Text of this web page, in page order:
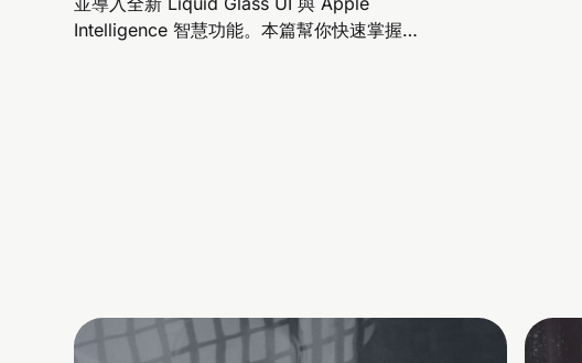
Intelligence 智慧功能。本篇幫你快速掌握